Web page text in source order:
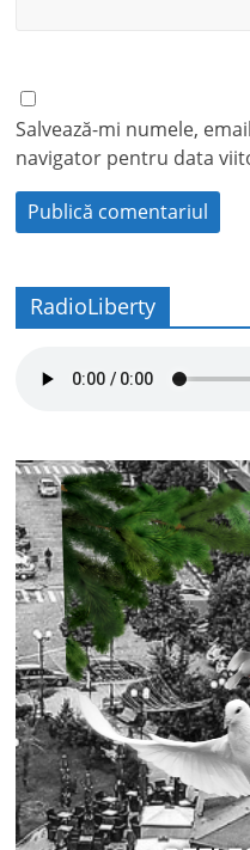
Salvează-mi numele,
navigator pentru data
RadioLiberty